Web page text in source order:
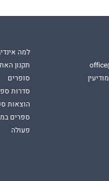
למה
תקנון
סופרים
סדרות
הוצאות
ספרים
פעולה